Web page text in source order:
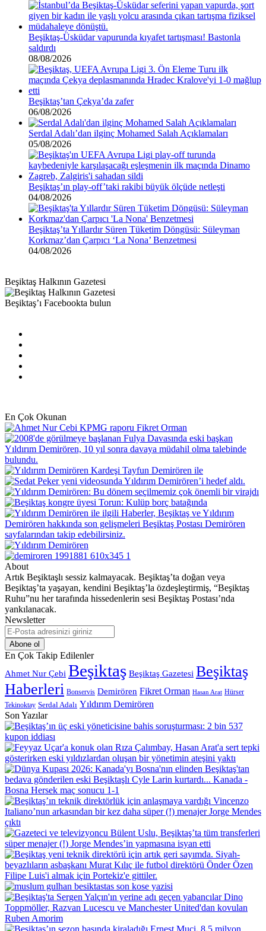
Beşiktaş-Üsküdar vapurunda kıyafet tartışması! Bastonla
saldırdı
08/08/2026
Beşiktaş’tan Çekya’da zafer
06/08/2026
Serdal Adalı’dan ilginç Mohamed Salah Açıklamaları
05/08/2026
Beşiktaş’ın play-off’taki rakibi büyük ölçüde netleşti
04/08/2026
Beşiktaş’ta Yıllardır Süren Tüketim Döngüsü: Süleyman
Korkmaz’dan Çarpıcı ‘La Nona’ Benzetmesi
04/08/2026
Beşiktaş Halkının Gazetesi
Beşiktaş’ı Facebookta bulun
En Çok Okunan
About
Artık Beşiktaşlı sessiz kalmayacak. Beşiktaş’ta doğan veya
Beşiktaş’ta yaşayan, kendini Beşiktaş’la özdeşleştirmiş, “Beşiktaş
Ruhu”nu her tarafında hissedenlerin sesi Beşiktaş Postası’nda
yankılanacak.
Newsletter
E-
Posta
adresinizi
giriniz
En Çok Takip Edilenler
Ahmet Nur Çebi Beşiktaş Beşiktaş Gazetesi Beşiktaş
Haberleri Bonservis Demirören Fikret Orman Hasan Arat Hürser
Tekinoktay Serdal Adalı Yıldırım Demirören
Son Yazılar